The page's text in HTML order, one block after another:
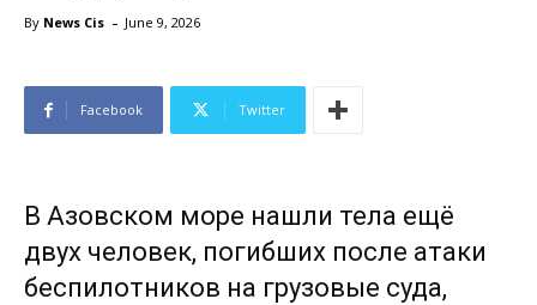
By News Cis - June 9, 2026
Facebook Twitter
В Азовском море нашли тела ещё
двух человек, погибших после атаки
беспилотников на грузовые суда,